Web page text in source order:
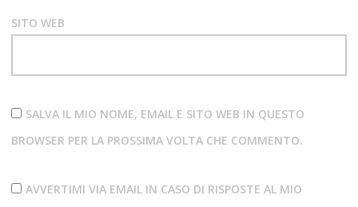
SITO WEB
SALVA IL MIO NOME, EMAIL E SITO WEB IN QUESTO
BROWSER PER LA PROSSIMA VOLTA CHE COMMENTO.
AVVERTIMI VIA EMAIL IN CASO DI RISPOSTE AL MIO